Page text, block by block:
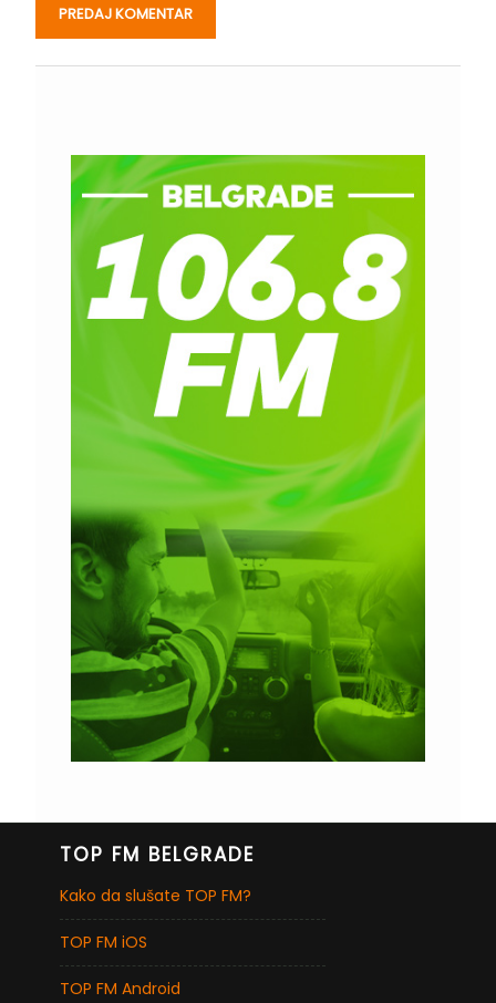
TOP FM BELGRADE
Kako da slušate TOP FM?
TOP FM iOS
TOP FM Android